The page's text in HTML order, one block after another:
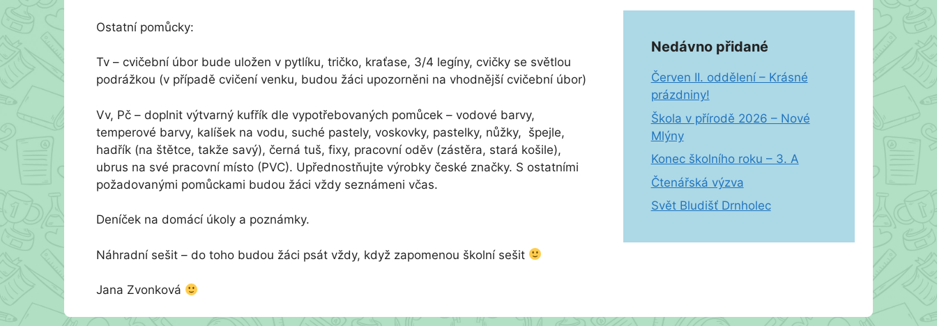
Ostatní pomůcky:
Tv – cvičební úbor bude uložen v pytlíku, tričko, kraťase, 3/4 legíny, cvičky se světlou
podrážkou (v případě cvičení venku, budou žáci upozorněni na vhodnější cvičební úbor)
Vv, Pč – doplnit výtvarný kufřík dle vypotřebovaných pomůcek – vodové barvy,
temperové barvy, kalíšek na vodu, suché pastely, voskovky, pastelky, nůžky, špejle,
hadřík (na štětce, takže savý), černá tuš, fixy, pracovní oděv (zástěra, stará košile),
ubrus na své pracovní místo (PVC). Upřednostňujte výrobky české značky. S ostatními
požadovanými pomůckami budou žáci vždy seznámeni včas.
Deníček na domácí úkoly a poznámky.
Náhradní sešit – do toho budou žáci psát vždy, když zapomenou školní sešit
Jana Zvonková
Nedávno přidané
Červen II. oddělení – Krásné
prázdniny!
Škola v přírodě 2026 – Nové
Mlýny
Konec školního roku – 3. A
Čtenářská výzva
Svět Bludišť Drnholec